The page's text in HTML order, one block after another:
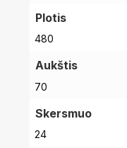
Plotis
480
Aukštis
70
Skersmuo
24